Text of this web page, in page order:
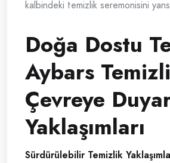
kalbindeki temizlik seremonisini
Doğa Dostu
Aybars
Çevreye
Yaklaşımları
Sürdürülebilir Temizlik